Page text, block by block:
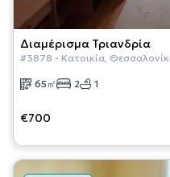
Διαμέρισμα Τριανδρία
#3878 - Κατοικία,
65 ㎡ 2 1
€700